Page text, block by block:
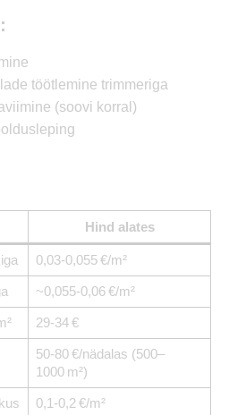
töötlemine trimmeriga
(soovi korral)
Hind alates
0,03-0,055 €/m²
~0,055-0,06 €/m²
29-34 €
50-80 €/nädalas (500–
1000 m²)
0,1-0,2 €/m²